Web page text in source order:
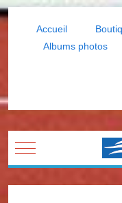
Accueil
Albums photos
Mobile Menu Toggle